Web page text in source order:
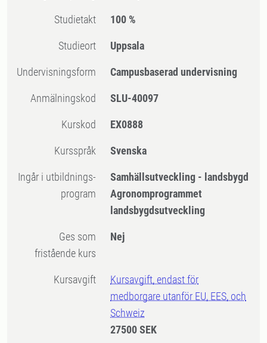
Studietakt 100 %
Studieort Uppsala
Undervisningsform Campusbaserad undervisning
Anmälningskod SLU-40097
Kurskod EX0888
Kursspråk Svenska
Ingår i utbildnings-
program
Samhällsutveckling - landsbygd
Agronomprogrammet
landsbygdsutveckling
Ges som
fristående kurs
Nej
Kursavgift
Kursavgift, endast för
medborgare utanför EU, EES, och
Schweiz
27500 SEK